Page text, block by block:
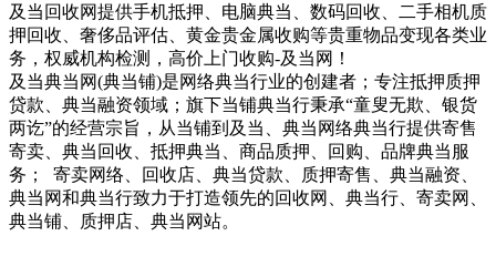
及当回收网提供手机抵押、电脑典当、数码回收、二手相机质
押回收、奢侈品评估、黄金贵金属收购等贵重物品变现各类业
务，权威机构检测，高价上门收购-及当网！
及当典当网(典当铺)是网络典当行业的创建者；专注抵押质押
贷款、典当融资领域；旗下当铺典当行秉承“童叟无欺、银货
两讫”的经营宗旨，从当铺到及当、典当网络典当行提供寄售
寄卖、典当回收、抵押典当、商品质押、回购、品牌典当服
务； 寄卖网络、回收店、典当贷款、质押寄售、典当融资、
典当网和典当行致力于打造领先的回收网、典当行、寄卖网、
典当铺、质押店、典当网站。